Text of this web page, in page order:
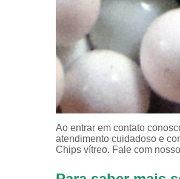
Ao entrar em contato
atendimento cuidadoso e
Chips vítreo. Fale com